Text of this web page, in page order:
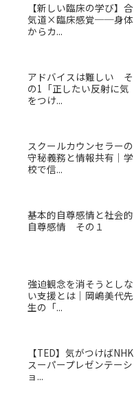
【新しい臨床の学び】合
気道×臨床感覚──身体
からカ...
アドバイスは難しい そ
の1「正したい反射に気
をつけ...
スクールカウンセラーの
守秘義務と情報共有｜学
校で信...
基本的自尊感情と社会的
自尊感情 その１
強迫観念を消そうとしな
い支援とは｜岡嶋美代先
生の「...
【TED】気がつけばNHK
スーパープレゼンテーシ
ョ...